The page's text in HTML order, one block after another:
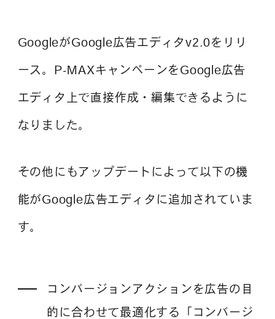
Webマーケティング用語集
よくある質問
GoogleがGoogle広告エディタv2.0をリリ
ース。P-MAXキャンペーンをGoogle広告
エディタ上で直接作成・編集できるように
なりました。
その他にもアップデートによって以下の機
能がGoogle広告エディタに追加されていま
す。
コンバージョンアクションを広告の目
的に合わせて最適化する「コンバージ